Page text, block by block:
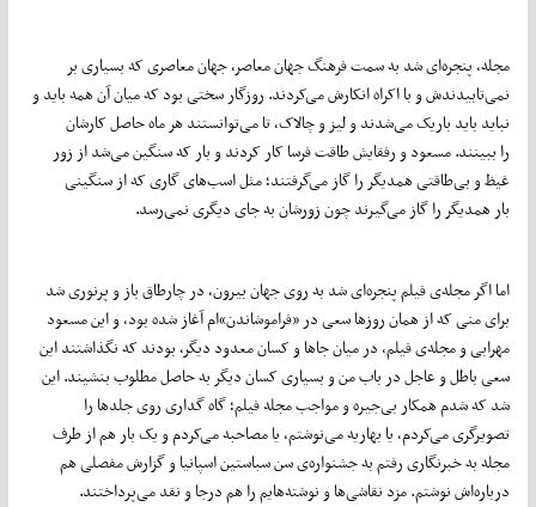
مجله، پنجره‌ای شد به سمت فرهنگ جهان معاصر، جهان معاصری که بسیاری بر
نمی‌تابیدندش و با اکراه انکارش می‌کردند. روزگار سختی بود که میان آن همه باید و
نباید باید باریک می‌شدند و لیز و چالاک، تا می‌توانستند هر ماه حاصل کارشان
را ببینند. مسعود و رفقایش طاقت فرسا کار کردند و بار که سنگین می‌شد از زور
غیظ و بی‌طاقتی همدیگر را گاز می‌گرفتند؛ مثل اسب‌های گاری که از سنگینی
بار همدیگر را گاز می‌گیرند چون زورشان به جای دیگری نمی‌رسد.
اما اگر مجله‌ی فیلم پنجره‌ای شد به روی جهان بیرون‌، در چارطاق باز و پرنوری شد
برای منی که از همان روز‌ها سعی در «فراموشاندن»ام آغاز شده بود‌، و این مسعود
مهرابی و مجله‌ی فیلم، در میان جا‌ها و کسان معدود دیگر‌، بودند که نگذاشتند این
سعی باطل و عاجل در باب من و بسیاری کسان دیگر به حاصل مطلوب بنشیند. این
شد که شدم همکار بی‌جیره و مواجب مجله فیلم‌؛ گاه گداری روی جلد‌ها را
تصویرگری می‌کردم‌، یا بهاریه می‌نوشتم، یا مصاحبه می‌کردم و یک بار هم از طرف
مجله به خبرنگاری رفتم به جشنواره‌ی سن سباستین اسپانیا و گزارش مفصلی هم
درباره‌اش نوشتم. مزد نقاشی‌ها و نوشته‌هایم را هم درجا و نقد می‌پرداختند.